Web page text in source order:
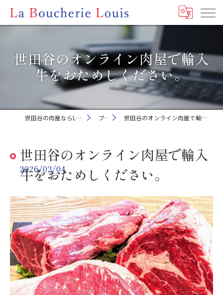
世田谷のオンライン肉屋で輸入
牛をおためしください。
世田谷の肉屋ならLa Boucherie Louis ブログ 世田谷のオンライン肉屋で輸入牛をおためしください。
世田谷のオンライン肉屋で輸入
牛をおためしください。
2026/02/04